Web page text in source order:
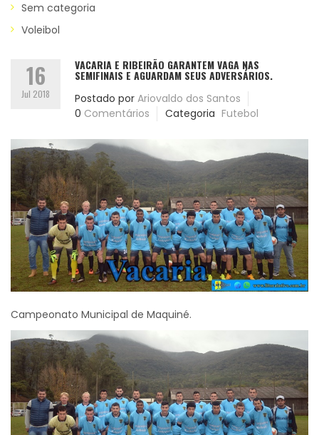
Sem categoria
Voleibol
16
Jul 2018
VACARIA E RIBEIRÃO GARANTEM VAGA NAS
SEMIFINAIS E AGUARDAM SEUS ADVERSÁRIOS.
Postado por Ariovaldo dos Santos
0 Comentários Categoria Futebol
Campeonato Municipal de Maquiné.